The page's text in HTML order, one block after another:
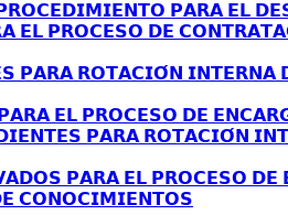
𝗣𝗔𝗥𝗔 𝗘𝗟
𝗘𝗟 𝗣𝗥𝗢𝗖𝗘𝗦𝗢 𝗗𝗘
𝗣𝗔𝗥𝗔 𝗥𝗢𝗧𝗔𝗖𝗜𝗢́𝗡
𝗘𝗟 𝗣𝗥𝗢𝗖𝗘𝗦𝗢 𝗗𝗘
𝗣𝗔𝗥𝗔 𝗥𝗢𝗧𝗔𝗖𝗜𝗢́𝗡
𝗣𝗔𝗥𝗔 𝗘𝗟 𝗣𝗥𝗢𝗖𝗘𝗦𝗢 𝗗𝗘
𝗖𝗢𝗡𝗢𝗖𝗜𝗠𝗜𝗘𝗡𝗧𝗢𝗦